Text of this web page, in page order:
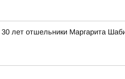
30 лет отшельники Маргарита